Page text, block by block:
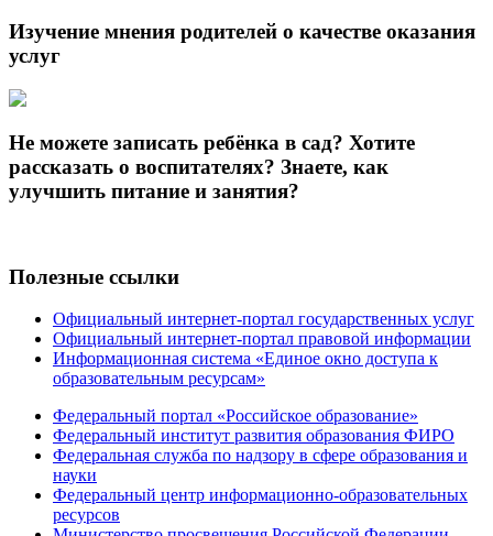
Изучение мнения родителей о качестве оказания
услуг
Не можете записать ребёнка в сад? Хотите
рассказать о воспитателях? Знаете, как
улучшить питание и занятия?
Полезные ссылки
Официальный интернет-портал государственных услуг
Официальный интернет-портал правовой информации
Информационная система «Единое окно доступа к
образовательным ресурсам»
Федеральный портал «Российское образование»
Федеральный институт развития образования ФИРО
Федеральная служба по надзору в сфере образования и
науки
Федеральный центр информационно-образовательных
ресурсов